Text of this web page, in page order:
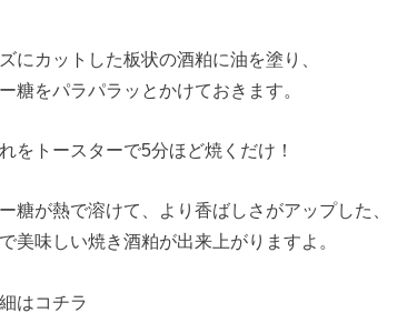
にカットした板状の酒粕に油を塗り、
糖をパラパラッとかけておきます。
をトースターで5分ほど焼くだけ！
糖が熱で溶けて、より香ばしさがアップした、
美味しい焼き酒粕が出来上がりますよ。
はコチラ